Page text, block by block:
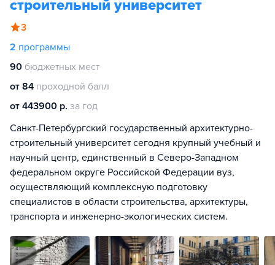
строительный университет
3
2 программы
90 бюджетных мест
от 84 проходной балл
от 443900 р. за год
Санкт-Петербургский государственный архитектурно-
строительный университет сегодня крупный учебный и
научный центр, единственный в Северо-Западном
федеральном округе Российской Федерации вуз,
осуществляющий комплексную подготовку
специалистов в области строительства, архитектуры,
транспорта и инженерно-экологических систем.